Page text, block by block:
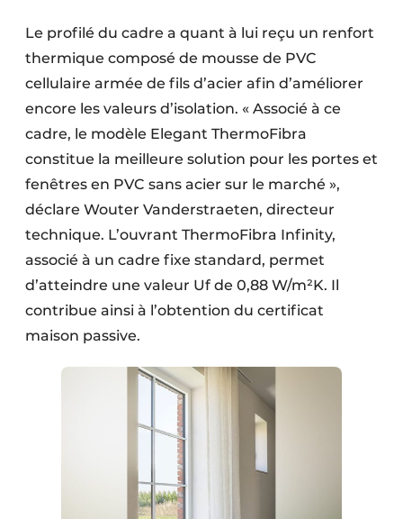
Le profilé du cadre a quant à lui reçu un renfort
thermique composé de mousse de PVC
cellulaire armée de fils d’acier afin d’améliorer
encore les valeurs d’isolation. « Associé à ce
cadre, le modèle Elegant ThermoFibra
constitue la meilleure solution pour les portes et
fenêtres en PVC sans acier sur le marché »,
déclare Wouter Vanderstraeten, directeur
technique. L’ouvrant ThermoFibra Infinity,
associé à un cadre fixe standard, permet
d’atteindre une valeur Uf de 0,88 W/m²K. Il
contribue ainsi à l’obtention du certificat
maison passive.